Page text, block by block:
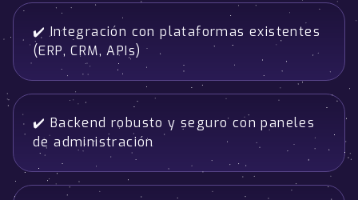
✔️ Integración con plataformas existentes
(ERP, CRM, APIs)
✔️ Backend robusto y seguro con paneles
de administración